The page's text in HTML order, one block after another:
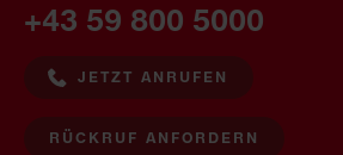
+43 59 800 5000
JETZT ANRUFEN
RÜCKRUF ANFORDERN